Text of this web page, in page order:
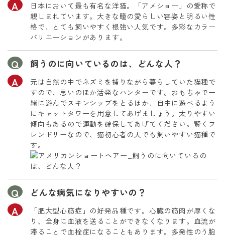
日本において最も有名な洋猫。「アメショー」の愛称で
親しまれています。大きな瞳の愛らしい容姿と明るい性
格で、とても飼いやすく根強い人気です。多彩なカラー
バリエーションがあります。
飼うのに向いているのは、どんな人？
元は自然の中でネズミを捕りながら暮らしていた猫種で
すので、思いのほか活発なハンターです。おもちゃで一
緒に遊んでスキンシップをとるほか、自由に遊べるよう
にキャットタワーを用意してあげましょう。太りやすい
傾向もあるので運動を確保してあげてください。賢くフ
レンドリーなので、猫初心者の人でも飼いやすい猫種で
す。
どんな病気になりやすいの？
「肥大型心筋症」の好発品種です。心臓の筋肉が厚くな
り、全身に血液を送ることができなくなります。血流が
滞ることで血栓症になることもあります。多発性のう胞